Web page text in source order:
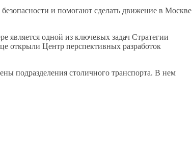
и помогают сделать движение в Москве
является одной из ключевых задач Стратегии
открыли Центр перспективных разработок
подразделения столичного транспорта. В нем